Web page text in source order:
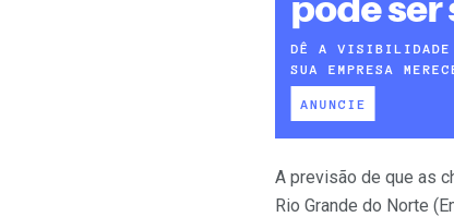
A previsão de que as
Rio Grande do Norte